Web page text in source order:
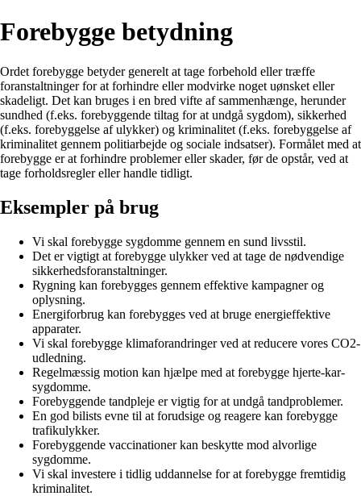
Forebygge betydning
Ordet forebygge betyder generelt at tage forbehold eller træffe
foranstaltninger for at forhindre eller modvirke noget uønsket eller
skadeligt. Det kan bruges i en bred vifte af sammenhænge, herunder
sundhed (f.eks. forebyggende tiltag for at undgå sygdom), sikkerhed
(f.eks. forebyggelse af ulykker) og kriminalitet (f.eks. forebyggelse af
kriminalitet gennem politiarbejde og sociale indsatser). Formålet med at
forebygge er at forhindre problemer eller skader, før de opstår, ved at
tage forholdsregler eller handle tidligt.
Eksempler på brug
Vi skal forebygge sygdomme gennem en sund livsstil.
Det er vigtigt at forebygge ulykker ved at tage de nødvendige
sikkerhedsforanstaltninger.
Rygning kan forebygges gennem effektive kampagner og
oplysning.
Energiforbrug kan forebygges ved at bruge energieffektive
apparater.
Vi skal forebygge klimaforandringer ved at reducere vores CO2-
udledning.
Regelmæssig motion kan hjælpe med at forebygge hjerte-kar-
sygdomme.
Forebyggende tandpleje er vigtig for at undgå tandproblemer.
En god bilists evne til at forudsige og reagere kan forebygge
trafikulykker.
Forebyggende vaccinationer kan beskytte mod alvorlige
sygdomme.
Vi skal investere i tidlig uddannelse for at forebygge fremtidig
kriminalitet.